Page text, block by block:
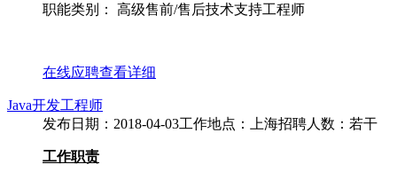
职能类别： 高级售前/售后技术支持工程师
在线应聘查看详细
Java开发工程师
发布日期：2018-04-03工作地点：上海招聘人数：若干
工作职责